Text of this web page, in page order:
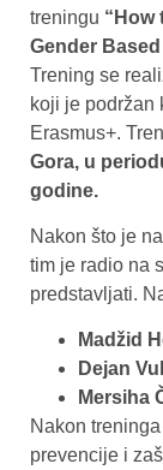
treningu “How
Gender
Trening se
koji je podržan
Erasmus+.
Gora, u
godine.
Nakon što je
tim je radio na
predstavljati.
Madžid
Dejan
Mersiha
Nakon
prevencije i